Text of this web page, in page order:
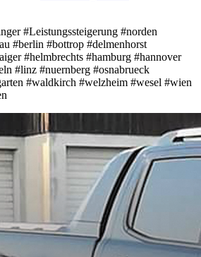
#Leistungssteigerung #norden
#berlin #bottrop #delmenhorst
#helmbrechts #hamburg #hannover
#linz #nuernberg #osnabrueck
#waldkirch #welzheim #wesel #wien